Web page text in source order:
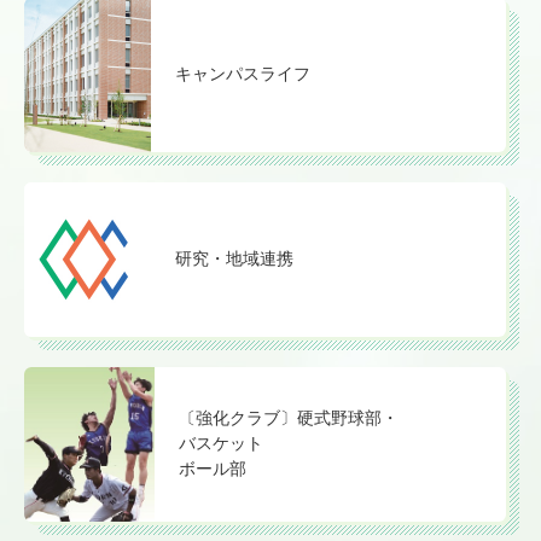
キャンパスライフ
研究・地域連携
〔強化クラブ〕硬式野球部・
バスケット
ボール部